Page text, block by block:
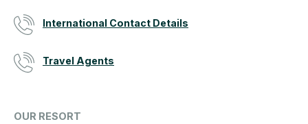
International Contact Details
Travel Agents
OUR RESORT